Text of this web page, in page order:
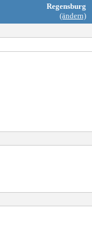
Regensburg
(ändern)